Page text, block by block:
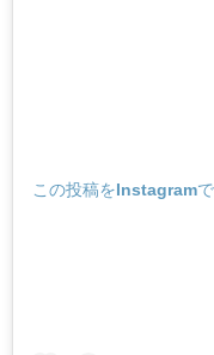
この投稿をInstagram